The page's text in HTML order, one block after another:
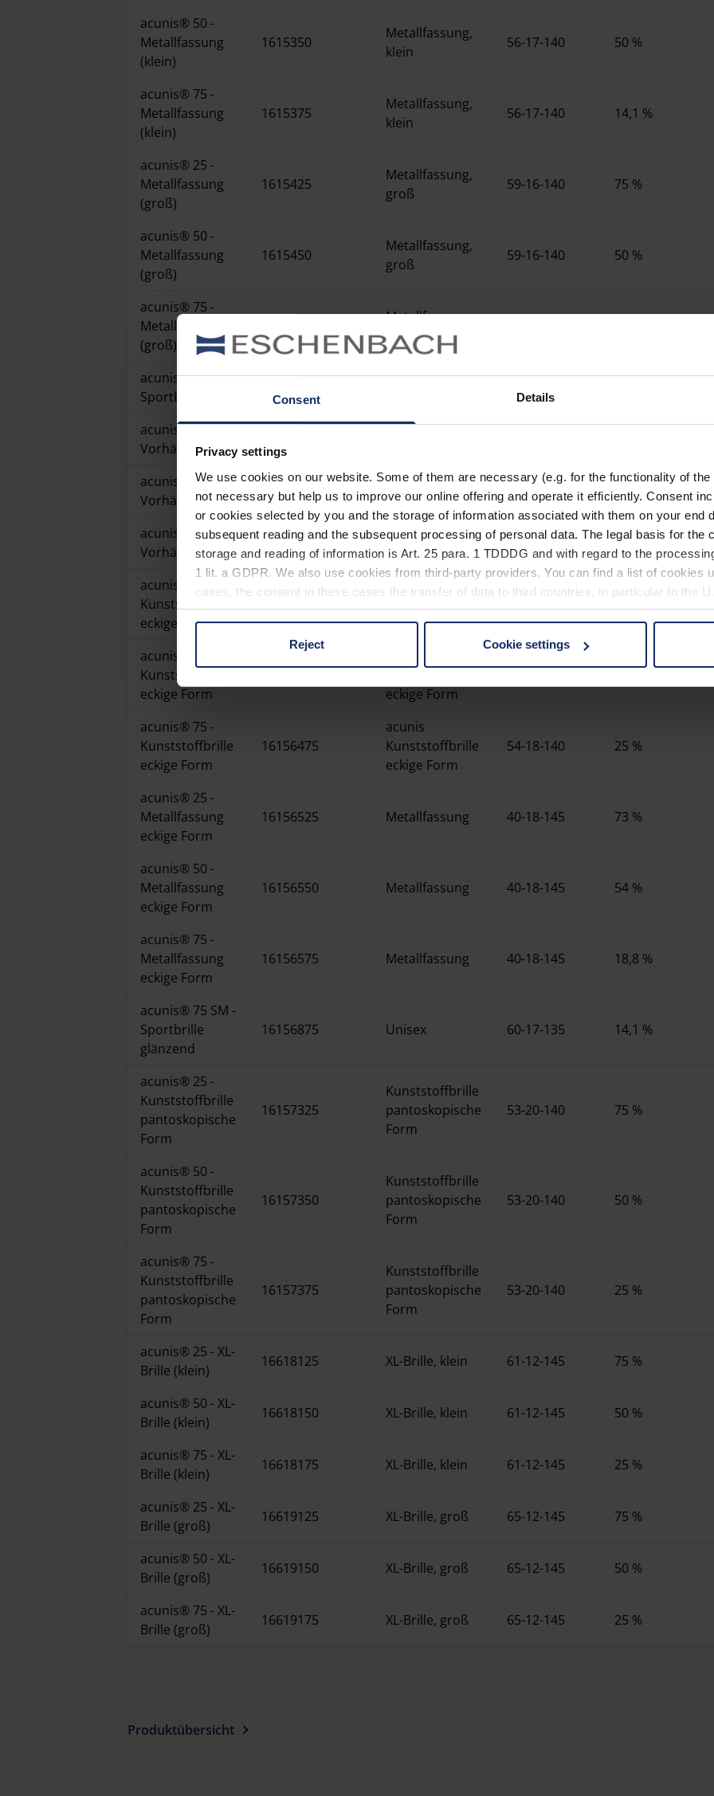
Consent Details
Privacy settings
We use cookies on our website. Some of them are necessary (e.g. for the functionality of
not necessary but help us to improve our online offering and operate it efficiently. Consent
or cookies selected by you and the storage of information associated with them on your end
subsequent reading and the subsequent processing of personal data. The legal basis for the
storage and reading of information is Art. 25 para. 1 TDDDG and with regard to the
1 lit. a GDPR. We also use cookies from third-party providers. You can find a list of cookies
cases, the consent in these cases the transfer of data to third countries, in particular to the
You can consent to the use of non-essential cookies by clicking on the "Accept all" button or
on "Reject". You can access your settings at any time and deselect cookies at any time (in
footer of our website).
Further information on the procedures used and your rights can be found in our
Reject Cookie settings
acunis® 50 -
Metallfassung
(klein)
1615350
Metallfassung,
klein
56-17-140 50 %
acunis® 75 -
Metallfassung
(klein)
1615375
Metallfassung,
klein
56-17-140 14,1 %
acunis® 25 -
Metallfassung
(groß)
1615425
Metallfassung,
groß
59-16-140 75 %
acunis® 50 -
Metallfassung
(groß)
1615450
Metallfassung,
groß
59-16-140 50 %
acunis® 75 -
Metallfassung
(groß)
Metallfassung,
groß
acunis® 75 SM -
Sportbrille matt
acunis® 25 -
Vorhänger
acunis® 50 -
Vorhänger
16156150 Vorhänger 60-11 50 %
acunis® 75 -
Vorhänger
16156175 Vorhänger 60-11 25 %
acunis® 25 -
Kunststoffbrille
eckige Form
acunis
eckige Form
acunis® 50 -
Kunststoffbrille
eckige Form
eckige Form
acunis® 75 -
Kunststoffbrille
eckige Form
16156475
acunis
Kunststoffbrille
eckige Form
54-18-140 25 %
acunis® 25 -
Metallfassung
eckige Form
16156525 Metallfassung 40-18-145 73 %
acunis® 50 -
Metallfassung
eckige Form
16156550 Metallfassung 40-18-145 54 %
acunis® 75 -
Metallfassung
eckige Form
16156575 Metallfassung 40-18-145 18,8 %
acunis® 75 SM -
Sportbrille
glänzend
16156875 Unisex 60-17-135 14,1 %
acunis® 25 -
Kunststoffbrille
pantoskopische
Form
16157325
Kunststoffbrille
pantoskopische
Form
53-20-140 75 %
acunis® 50 -
Kunststoffbrille
pantoskopische
Form
16157350
Kunststoffbrille
pantoskopische
Form
53-20-140 50 %
acunis® 75 -
Kunststoffbrille
pantoskopische
Form
16157375
Kunststoffbrille
pantoskopische
Form
53-20-140 25 %
acunis® 25 - XL-
Brille (klein)
16618125 XL-Brille, klein 61-12-145 75 %
acunis® 50 - XL-
Brille (klein)
16618150 XL-Brille, klein 61-12-145 50 %
acunis® 75 - XL-
Brille (klein)
16618175 XL-Brille, klein 61-12-145 25 %
acunis® 25 - XL-
Brille (groß)
16619125 XL-Brille, groß 65-12-145 75 %
acunis® 50 - XL-
Brille (groß)
16619150 XL-Brille, groß 65-12-145 50 %
acunis® 75 - XL-
Brille (groß)
16619175 XL-Brille, groß 65-12-145 25 %
Produktübersicht